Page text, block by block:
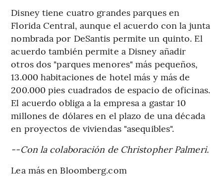
Disney tiene cuatro grandes parques en
Florida Central, aunque el acuerdo con la junta
nombrada por DeSantis permite un quinto. El
acuerdo también permite a Disney añadir
otros dos "parques menores" más pequeños,
13.000 habitaciones de hotel más y más de
200.000 pies cuadrados de espacio de oficinas.
El acuerdo obliga a la empresa a gastar 10
millones de dólares en el plazo de una década
en proyectos de viviendas "asequibles".
--Con la colaboración de Christopher Palmeri.
Lea más en Bloomberg.com